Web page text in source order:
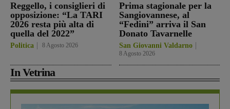
Reggello, i consiglieri di
opposizione: “La TARI
2026 resta più alta di
quella del 2022”
Politica 8 Agosto 2026
Prima stagionale per la
Sangiovannese, al
“Fedini” arriva il San
Donato Tavarnelle
San Giovanni Valdarno
8 Agosto 2026
In Vetrina